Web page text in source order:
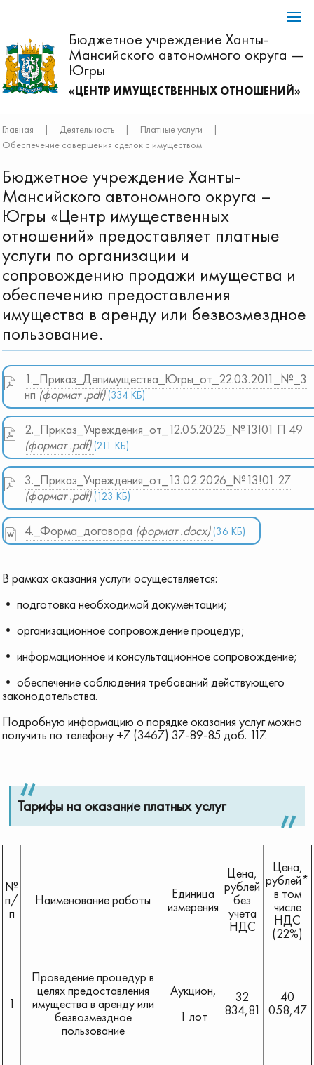
Бюджетное учреждение Ханты-
Мансийского автономного округа —
Югры
«ЦЕНТР ИМУЩЕСТВЕННЫХ ОТНОШЕНИЙ»
Главная | Деятельность | Платные услуги
|
Обеспечение совершения сделок с имуществом
Бюджетное учреждение Ханты-
Мансийского автономного округа –
Югры «Центр имущественных
отношений» предоставляет платные
услуги по организации и
сопровождению продажи имущества и
обеспечению предоставления
имущества в аренду или безвозмездное
пользование.
1._Приказ_Депимущества_Югры_от_22.03.2011_№_3
нп(формат .pdf) (334 КБ)
2._Приказ_Учреждения_от_12.05.2025_№13!01 П 49
(формат .pdf) (211 КБ)
3._Приказ_Учреждения_от_13.02.2026_№13!01 27
(формат .pdf) (123 КБ)
4._Форма_договора (формат .docx) (36 КБ)
В рамках оказания услуги осуществляется:
• подготовка необходимой документации;
• организационное сопровождение процедур;
• информационное и консультационное сопровождение;
• обеспечение соблюдения требований действующего
законодательства.
Подробную информацию о порядке оказания услуг можно
получить по телефону +7 (3467) 37-89-85 доб. 117.
Тарифы на оказание платных услуг
№
п/
п
Наименование работы
Единица
измерения
Цена,
рублей
без
учета
НДС
Цена,
рублей*
в том
числе
НДС
(22%)
1
Проведение процедур в
целях предоставления
имущества в аренду или
безвозмездное
пользование
Аукцион,
1 лот
32
834,81
40
058,47